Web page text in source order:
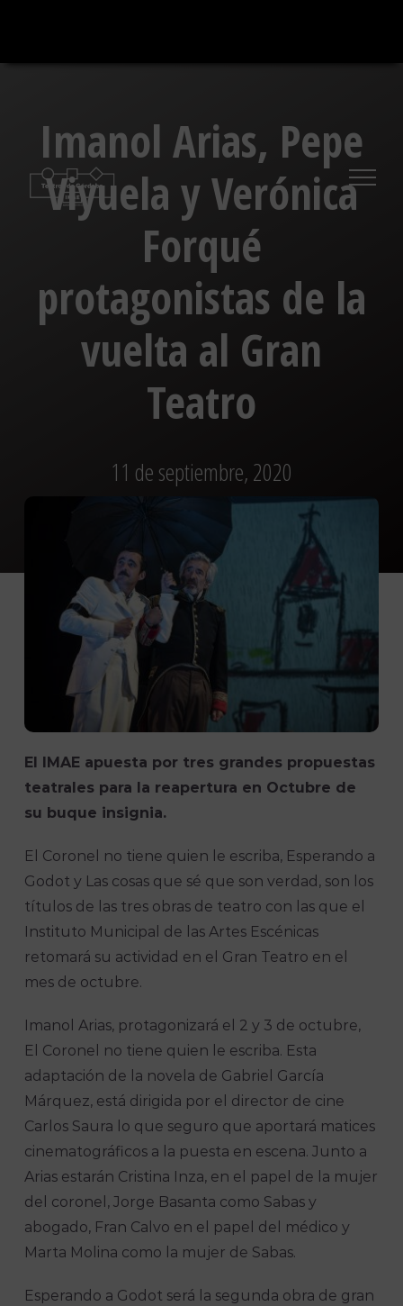
contenido
Imanol Arias, Pepe
Viyuela y Verónica
Forqué
protagonistas de la
vuelta al Gran
Teatro
11 de septiembre, 2020
El IMAE apuesta por tres grandes propuestas
teatrales para la reapertura en Octubre de
su buque insignia.
El Coronel no tiene quien le escriba, Esperando a
Godot y Las cosas que sé que son verdad, son los
títulos de las tres obras de teatro con las que el
Instituto Municipal de las Artes Escénicas
retomará su actividad en el Gran Teatro en el
mes de octubre.
Imanol Arias, protagonizará el 2 y 3 de octubre,
El Coronel no tiene quien le escriba. Esta
adaptación de la novela de Gabriel García
Márquez, está dirigida por el director de cine
Carlos Saura lo que seguro que aportará matices
cinematográficos a la puesta en escena. Junto a
Arias estarán Cristina Inza, en el papel de la mujer
del coronel, Jorge Basanta como Sabas y
abogado, Fran Calvo en el papel del médico y
Marta Molina como la mujer de Sabas.
Esperando a Godot será la segunda obra de gran